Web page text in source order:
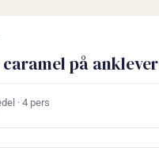
caramel på anklever
· 4 pers